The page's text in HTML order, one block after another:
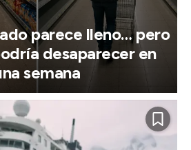
parece lleno… pero
desaparecer en
semana